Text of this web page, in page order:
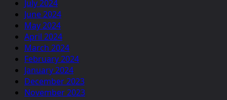
July 2024
June 2024
May 2024
April 2024
March 2024
February 2024
January 2024
December 2023
November 2023